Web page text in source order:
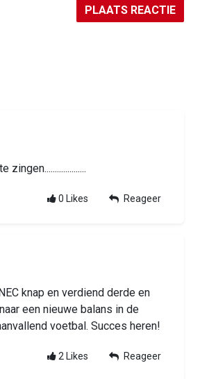
PLAATS REACTIE
0 Likes Reageer
knap en verdiend derde en
een nieuwe balans in de
voetbal. Succes heren!
2 Likes Reageer